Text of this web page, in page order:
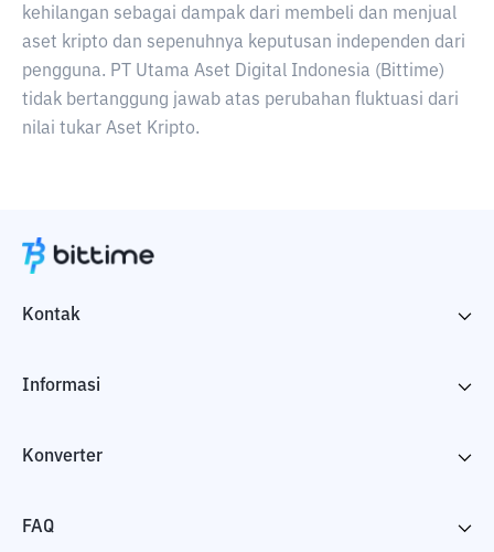
kehilangan sebagai dampak dari membeli dan menjual
aset kripto dan sepenuhnya keputusan independen dari
pengguna. PT Utama Aset Digital Indonesia (Bittime)
tidak bertanggung jawab atas perubahan fluktuasi dari
nilai tukar Aset Kripto.
Kontak
Informasi
Konverter
FAQ